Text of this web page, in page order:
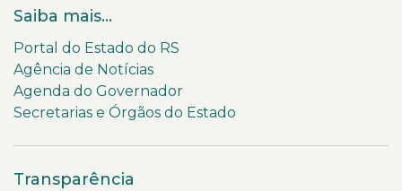
Saiba mais...
Portal do Estado do RS
Agência de Notícias
Agenda do Governador
Secretarias e Órgãos do Estado
Transparência